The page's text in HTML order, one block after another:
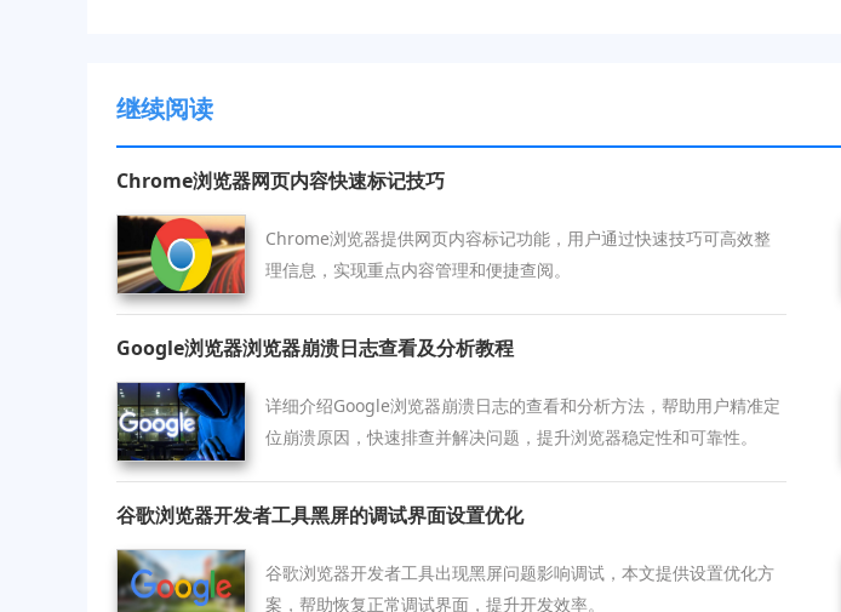
继续阅读
Chrome浏览器网页内容快速标记技巧
Chrome浏览器提供网页内容标记功能，用户通过快速技巧可高效整
理信息，实现重点内容管理和便捷查阅。
Google浏览器浏览器崩溃日志查看及分析教程
详细介绍Google浏览器崩溃日志的查看和分析方法，帮助用户精准定
位崩溃原因，快速排查并解决问题，提升浏览器稳定性和可靠性。
谷歌浏览器开发者工具黑屏的调试界面设置优化
谷歌浏览器开发者工具出现黑屏问题影响调试，本文提供设置优化方
案，帮助恢复正常调试界面，提升开发效率。